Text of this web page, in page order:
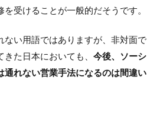
受けることが一般的だそうです。
ない用語ではありますが、非対面で
た日本においても、 今後、ソーシ
通れない営業手法になるのは間違い